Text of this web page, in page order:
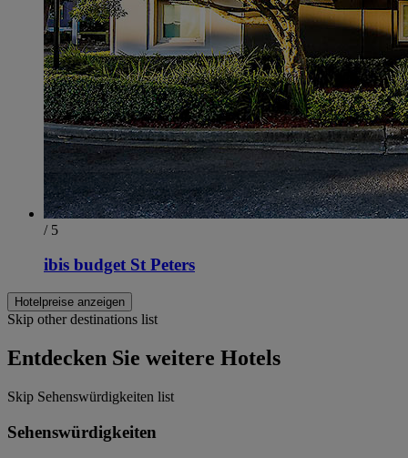
/ 5
ibis budget St Peters
Hotelpreise anzeigen
Skip other destinations list
Entdecken Sie weitere Hotels
Skip Sehenswürdigkeiten list
Sehenswürdigkeiten